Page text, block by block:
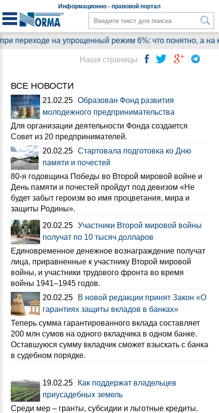
Информационно - правовой портал
на упрощенный режим 6%: что понятно, а на какие
ВСЕ НОВОСТИ
21.02.25 Образован Фонд развития
молодежного предпринимательства
Для организации деятельности Фонда создается
Совет из 20 предпринимателей.
20.02.25 Стартовала подготовка ко Дню
памяти и почестей
80-я годовщина Победы во Второй мировой войне и
День памяти и почестей пройдут под девизом «Не
будет забыт героизм во имя процветания, мира и
защиты Родины».
20.02.25 Участники Второй мировой войны
получат по 10 тысяч долларов
Единовременное денежное вознаграждение получат
лица, приравненные к участнику Второй мировой
войны, и участники трудового фронта во время
войны 1941–1945 годов.
20.02.25
В новой редакции принят Закон «О
гарантиях защиты вкладов в банках»
Теперь сумма гарантированного вклада составляет
200 млн сумов на одного вкладчика в одном банке.
Оставшуюся сумму вкладчик сможет взыскать с банка
в судебном порядке.
19.02.25
Как поддержат владельцев
приусадебных земель
Среди мер – гранты, субсидии и льготные кредиты.
Наши страницы